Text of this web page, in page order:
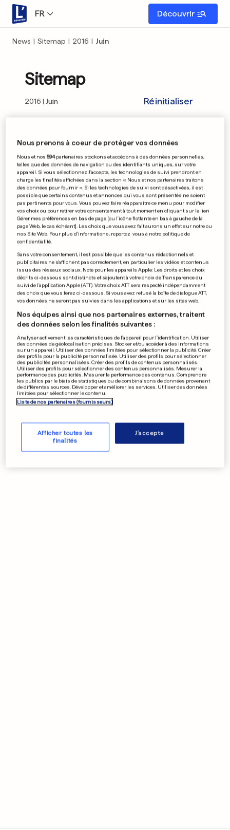
FR Découvrir
News | Sitemap | 2016 | Juin
Sitemap
2016 Juin Réinitialiser
10 11 12 13 14 15 16 17 18
19 20 21 22 23 24 25 26 27
28 29 30
Nous prenons à coeur de protéger vos données
Nous et nos594partenaires stockons et accédons à des données personnelles,
telles que des données de navigation ou des identifiants uniques, sur votre
appareil. Si vous sélectionnez J'accepte, les technologies de suivi prendront en
charge les finalités affichées dans la section « Nous et nos partenaires traitons
des données pour fournir ». Si les technologies de suivi sont désactivées, il est
possible que certains contenus et annonces qui vous sont présentés ne soient
pas pertinents pour vous. Vous pouvez faire réapparaître ce menu pour modifier
vos choix ou pour retirer votre consentement à tout moment en cliquant sur le lien
Gérer mes préférences en bas de page [ou l'icône flottante en bas à gauche de la
page Web, le cas échéant]. Les choix que vous avez fait aurons un effet sur notre ou
nos Site Web. Pour plus d’informations, reportez-vous à notre politique de
confidentialité.
Sans votre consentement, il est possible que les contenus rédactionnels et
publicitaires ne s'affichent pas correctement, en particulier les vidéos et contenus
issus des réseaux sociaux. Note pour les appareils Apple: Les droits et les choix
décrits ci-dessous sont distincts et s'ajoutent à votre choix de Transparence du
suivi de l'application Apple (ATT). Votre choix ATT sera respecté indépendamment
des choix que vous ferez ci-dessous. Si vous avez refusé la boîte de dialogue ATT,
vos données ne seront pas suivies dans les applications et sur les sites web.
Nos équipes ainsi que nos partenaires externes, traitent
des données selon les finalités suivantes :
Analyser activement les caractéristiques de l’appareil pour l’identification. Utiliser
des données de géolocalisation précises. Stocker et/ou accéder à des informations
sur un appareil. Utiliser des données limitées pour sélectionner la publicité. Créer
des profils pour la publicité personnalisée. Utiliser des profils pour sélectionner
des publicités personnalisées. Créer des profils de contenus personnalisés.
Utiliser des profils pour sélectionner des contenus personnalisés. Mesurer la
performance des publicités. Mesurer la performance des contenus. Comprendre
les publics par le biais de statistiques ou de combinaisons de données provenant
de différentes sources. Développer et améliorer les services. Utiliser des données
limitées pour sélectionner le contenu.
Liste de nos partenaires (fournisseurs)
Afficher toutes les
finalités
J'accepte